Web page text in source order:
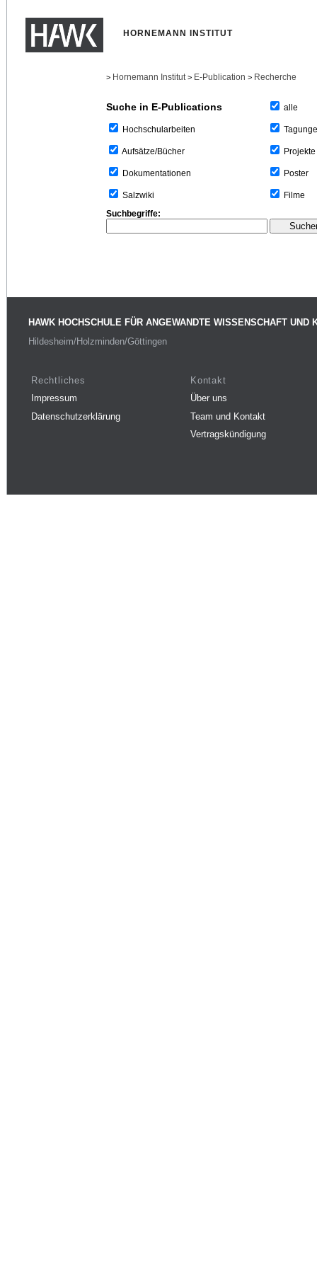
HORNEMANN INSTITUT
> Hornemann Institut > E-Publication > Recherche
Suche in E-Publications
Hochschularbeiten
Aufsätze/Bücher
Dokumentationen
Salzwiki
alle
Projekte
Poster
Filme
Suchbegriffe:
HAWK HOCHSCHULE FÜR ANGEWANDTE WISSENSCHAFT UND
Hildesheim/Holzminden/Göttingen
Rechtliches
Impressum
Datenschutzerklärung
Kontakt
Über uns
Team und Kontakt
Vertragskündigung